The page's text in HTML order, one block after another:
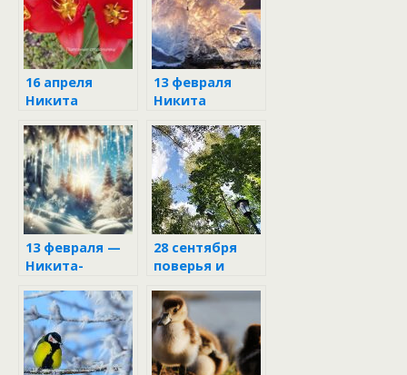
16 апреля
Никита
13 февраля
Никита
13 февраля —
Никита-
28 сентября
поверья и
приметы